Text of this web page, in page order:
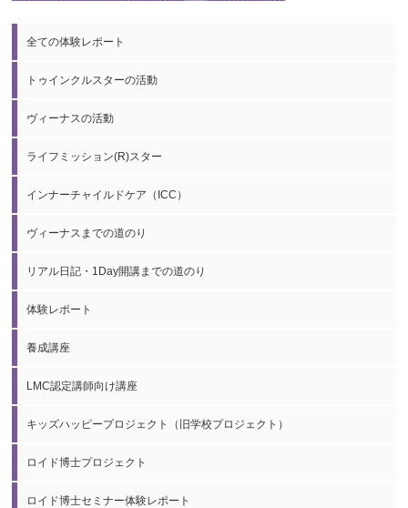
全ての体験レポート
トゥインクルスターの活動
ヴィーナスの活動
ライフミッション(R)スター
インナーチャイルドケア（ICC）
ヴィーナスまでの道のり
リアル日記・1Day開講までの道のり
体験レポート
養成講座
LMC認定講師向け講座
キッズハッピープロジェクト（旧学校プロジェクト）
ロイド博士プロジェクト
ロイド博士セミナー体験レポート